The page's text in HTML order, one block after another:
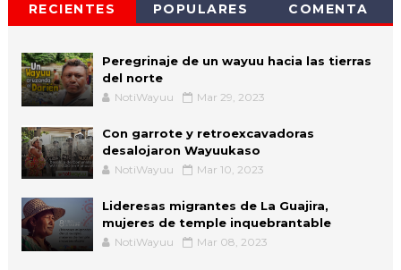
RECIENTES POPULARES COMENTA
Peregrinaje de un wayuu hacia las tierras
del norte
NotiWayuu Mar 29, 2023
Con garrote y retroexcavadoras
desalojaron Wayuukaso
NotiWayuu Mar 10, 2023
Lideresas migrantes de La Guajira,
mujeres de temple inquebrantable
NotiWayuu Mar 08, 2023